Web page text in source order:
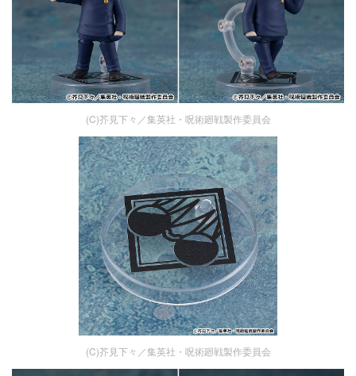
(C)芥見下々／集英社・呪術廻戦製作委員会
(C)芥見下々／集英社・呪術廻戦製作委員会